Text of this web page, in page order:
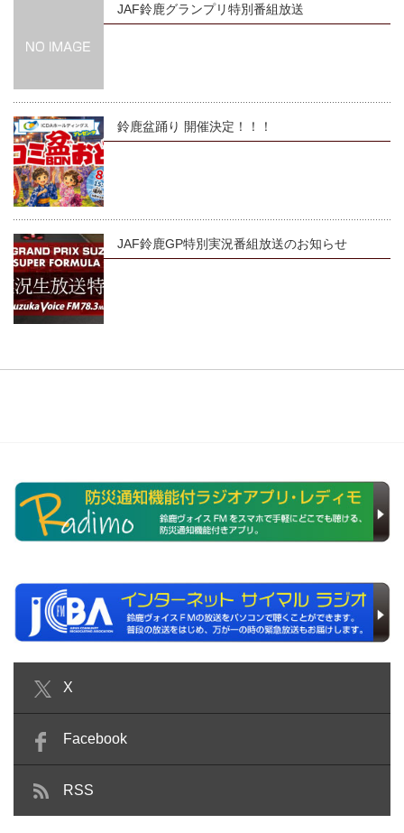
JAF鈴鹿グランプリ特別番組放送
鈴鹿盆踊り 開催決定！！！
JAF鈴鹿GP特別実況番組放送のお知らせ
X
Facebook
RSS